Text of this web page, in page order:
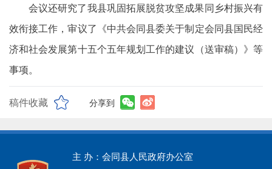
会议还研究了我县巩固拓展脱贫攻坚成果同乡村振兴有
效衔接工作，审议了《中共会同县委关于制定会同县国民经
济和社会发展第十五个五年规划工作的建议（送审稿）》等
事项。
稿件收藏 分享到
主 办：会同县人民政府办公室